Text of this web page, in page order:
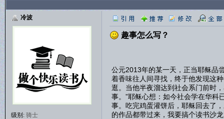
冷波
级别: 骑士
趣事怎么写？
公元2013年的某一天，正当耶稣品
着香味往人间寻找，终于他发现这
逛。当他半夜溜达到社会系门前时
事。”耶稣心想：如今社会学在华科
事。吃完鸡蛋灌饼后，耶稣回去了
的作品都带过来，我要搞个读书沙